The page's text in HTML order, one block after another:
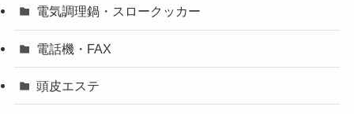
電気調理鍋・スロークッカー
電話機・FAX
頭皮エステ